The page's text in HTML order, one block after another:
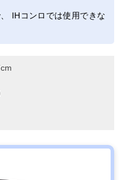
IHコンロでは使用できな